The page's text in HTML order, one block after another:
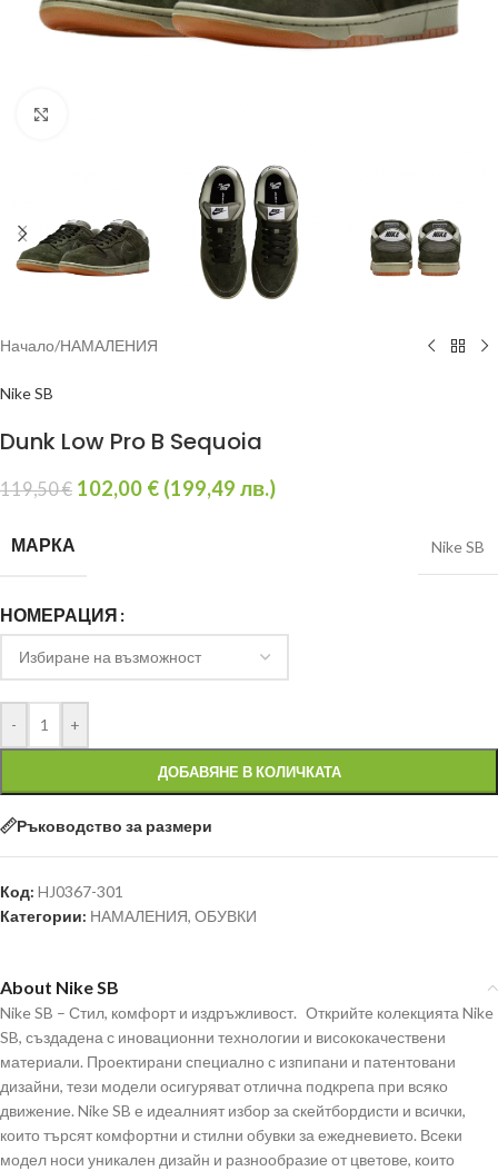
Начало/НАМАЛЕНИЯ
Nike SB
Dunk Low Pro B Sequoia
119,50€ 102,00 € (199,49 лв.)
МАРКА Nike SB
НОМЕРАЦИЯ
- +
ДОБАВЯНЕ В КОЛИЧКАТА
Ръководство за размери
Код: HJ0367-301
Категории: НАМАЛЕНИЯ, ОБУВКИ
About Nike SB
Nike SB – Стил, комфорт и издръжливост. Открийте колекцията Nike
SB, създадена с иновационни технологии и висококачествени
материали. Проектирани специално с изпипани и патентовани
дизайни, тези модели осигуряват отлична подкрепа при всяко
движение. Nike SB е идеалният избор за скейтбордисти и всички,
които търсят комфортни и стилни обувки за ежедневието. Всеки
модел носи уникален дизайн и разнообразие от цветове, които